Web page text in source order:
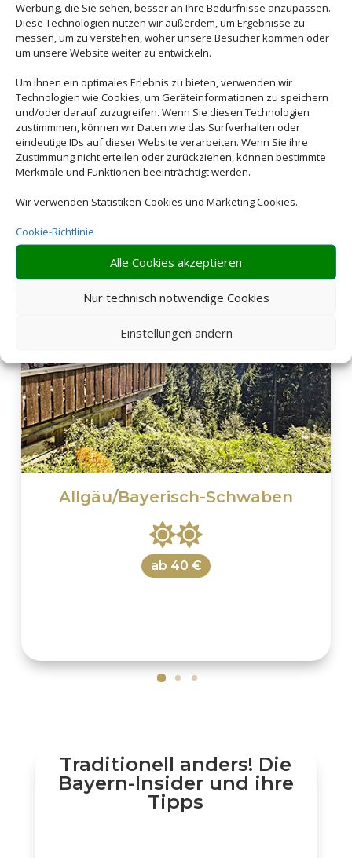
Werbung, die Sie sehen, besser an Ihre Bedürfnisse anzupassen.
Diese Technologien nutzen wir außerdem, um Ergebnisse zu
messen, um zu verstehen, woher unsere Besucher kommen oder
um unsere Website weiter zu entwickeln.
Um Ihnen ein optimales Erlebnis zu bieten, verwenden wir
Technologien wie Cookies, um Geräteinformationen zu speichern
und/oder darauf zuzugreifen. Wenn Sie diesen Technologien
zustimmmen, können wir Daten wie das Surfverhalten oder
eindeutige IDs auf dieser Website verarbeiten. Wenn Sie ihre
Zustimmung nicht erteilen oder zurückziehen, können bestimmte
Merkmale und Funktionen beeinträchtigt werden.
Wir verwenden Statistiken-Cookies und Marketing Cookies.
Cookie-Richtlinie
Alle Cookies akzeptieren
Nur technisch notwendige Cookies
Einstellungen ändern
Buchen Sie jetzt Ihren
Urlaub in Bayern
Allgäu/Bayerisch-Schwaben
ab 40 €
Traditionell anders! Die
Bayern-Insider und ihre
Tipps